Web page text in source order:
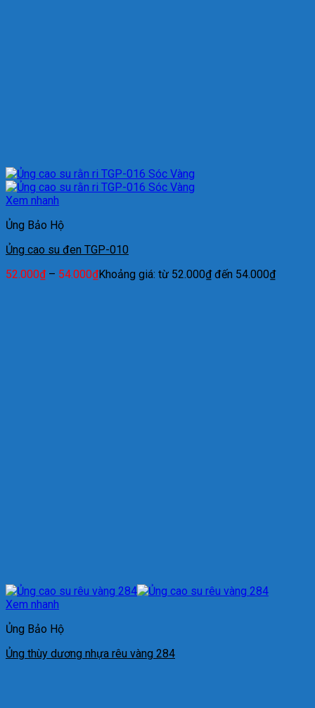
Xem nhanh
Ủng Bảo Hộ
Ủng cao su đen TGP-010
52.000₫ – 54.000₫Khoảng giá: từ 52.000₫ đến 54.000₫
Xem nhanh
Ủng Bảo Hộ
Ủng thùy dương nhựa rêu vàng 284